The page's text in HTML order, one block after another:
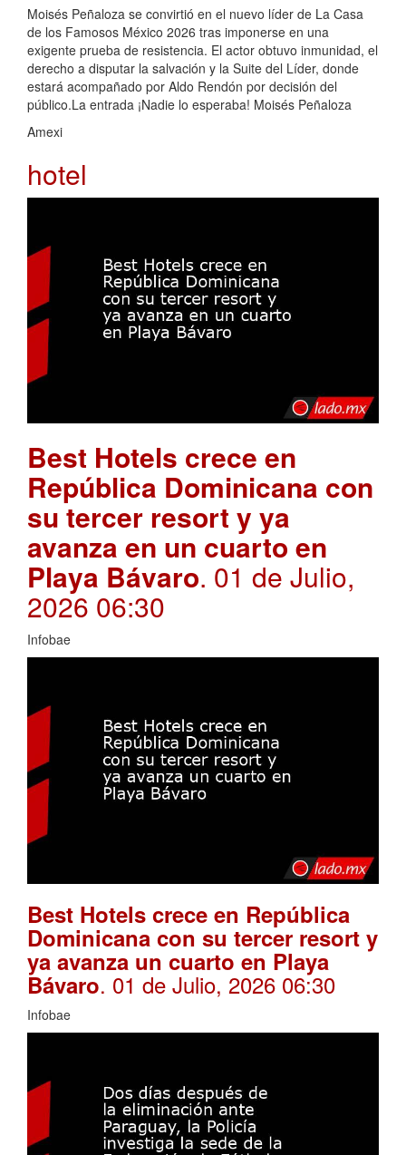
Moisés Peñaloza se convirtió en el nuevo líder de La Casa
de los Famosos México 2026 tras imponerse en una
exigente prueba de resistencia. El actor obtuvo inmunidad, el
derecho a disputar la salvación y la Suite del Líder, donde
estará acompañado por Aldo Rendón por decisión del
público.La entrada ¡Nadie lo esperaba! Moisés Peñaloza
Amexi
hotel
Best Hotels crece en
República Dominicana con
su tercer resort y ya
avanza en un cuarto en
Playa Bávaro. 01 de Julio,
2026 06:30
Infobae
Best Hotels crece en República
Dominicana con su tercer resort y
ya avanza un cuarto en Playa
Bávaro. 01 de Julio, 2026 06:30
Infobae